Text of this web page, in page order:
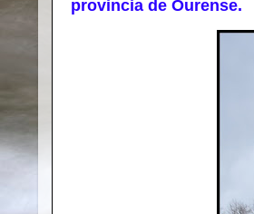
provincia de Ourense.